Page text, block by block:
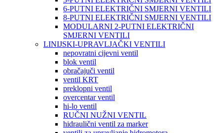
6-PUTNI ELEKTRIČNI SMJERNI VENTILI
8-PUTNI ELEKTRIČNI SMJERNI VENTILI
MODULARNI 2-PUTNI ELEKTRIČNI
SMJERNI VENTILI
LINIJSKI-UPRAVLJAČKI VENTILI
nepovratni cijevni ventil
blok ventil
obračajuči ventil
ventil KRT
preklopni ventil
overcentar ventil
hi-lo ventil
RUČNI NUŽNI VENTIL
hidraulični ventil za marker